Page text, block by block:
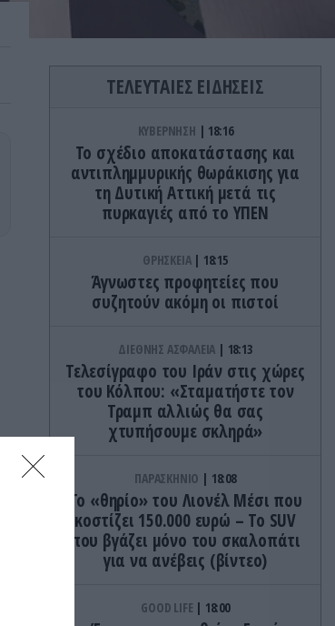
ΤΕΛΕΥΤΑΙΕΣ ΕΙΔΗΣΕΙΣ
ΚΥΒΕΡΝΗΣΗ 18:16
Το σχέδιο αποκατάστασης και
αντιπλημμυρικής θωράκισης για
τη Δυτική Αττική μετά τις
πυρκαγιές από το ΥΠΕΝ
ΘΡΗΣΚΕΙΑ 18:15
Άγνωστες προφητείες που
συζητούν ακόμη οι πιστοί
ΔΙΕΘΝΗΣ ΑΣΦΑΛΕΙΑ 18:13
Τελεσίγραφο του Ιράν στις χώρες
του Κόλπου: «Σταματήστε τον
Τραμπ αλλιώς θα σας
χτυπήσουμε σκληρά»
ΠΑΡΑΣΚΗΝΙΟ 18:08
Το «θηρίο» του Λιονέλ Μέσι που
κοστίζει 150.000 ευρώ – Το SUV
που βγάζει μόνο του σκαλοπάτι
για να ανέβεις (βίντεο)
GOOD LIFE 18:00